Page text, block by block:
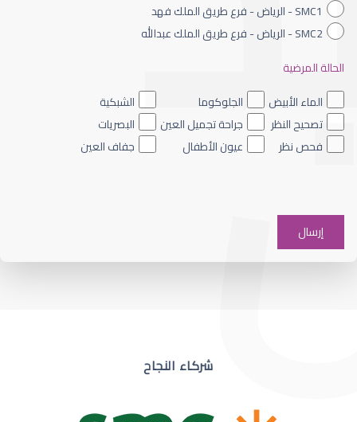
ضعف نظر العين اليسرى
ضعف نظر مفاجئ
SMC1 - الرياض - فرع طريق الملك فهد
SMC2 - الرياض - فرع طريق الملك عبدالله
الحالة المرضية
الماء الأبيض
الجلوكوما
الشبكية
تصحيح النظر
جراحة تجميل العين
البصريات
فحص نظر
عيون الأطفال جفاف العين
شركاء النجاح